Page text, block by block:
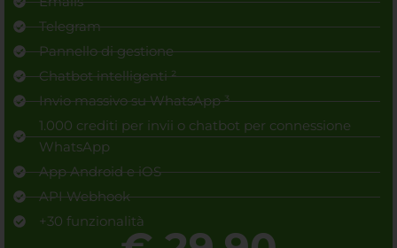
Telegram
Pannello di gestione
Chatbot intelligenti ²
Invio massivo su WhatsApp ³
1.000 crediti per invii o chatbot per connessione
WhatsApp
App Android e iOS
API Webhook
+30 funzionalità